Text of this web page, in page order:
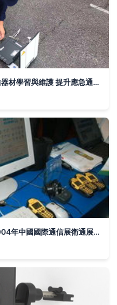
白山消防救援支隊 深耕通信器材學習與維護 提升應急通信保障能力
穿越時空的通訊輝煌——2004年中國國際通信展衛通展臺掠影